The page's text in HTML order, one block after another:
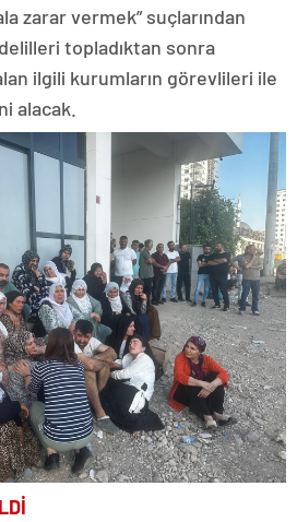
zarar vermek” suçlarından
topladıktan sonra
ilgili kurumların görevlileri ile
alacak.